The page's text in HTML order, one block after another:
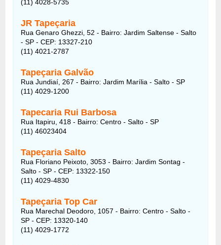
(11) 4028-5735
JR Tapeçaria
Rua Genaro Ghezzi, 52 - Bairro: Jardim Saltense - Salto
- SP - CEP: 13327-210
(11) 4021-2787
Tapeçaria Galvão
Rua Jundiaí, 267 - Bairro: Jardim Marília - Salto - SP
(11) 4029-1200
Tapecaria Rui Barbosa
Rua Itapiru, 418 - Bairro: Centro - Salto - SP
(11) 46023404
Tapeçaria Salto
Rua Floriano Peixoto, 3053 - Bairro: Jardim Sontag -
Salto - SP - CEP: 13322-150
(11) 4029-4830
Tapeçaria Top Car
Rua Marechal Deodoro, 1057 - Bairro: Centro - Salto -
SP - CEP: 13320-140
(11) 4029-1772